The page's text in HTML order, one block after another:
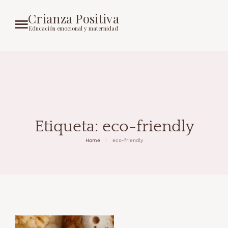
Crianza Positiva
Educación emocional y maternidad
Etiqueta: eco-friendly
Home eco-friendly